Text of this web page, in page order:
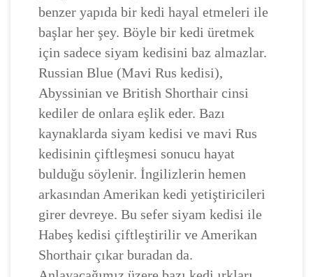
benzer yapıda bir kedi hayal etmeleri ile
başlar her şey. Böyle bir kedi üretmek
için sadece siyam kedisini baz almazlar.
Russian Blue (Mavi Rus kedisi),
Abyssinian ve British Shorthair cinsi
kediler de onlara eşlik eder. Bazı
kaynaklarda siyam kedisi ve mavi Rus
kedisinin çiftleşmesi sonucu hayat
bulduğu söylenir. İngilizlerin hemen
arkasından Amerikan kedi yetiştiricileri
girer devreye. Bu sefer siyam kedisi ile
Habeş kedisi çiftleştirilir ve Amerikan
Shorthair çıkar buradan da.